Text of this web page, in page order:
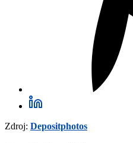
Zdroj: Depositphotos